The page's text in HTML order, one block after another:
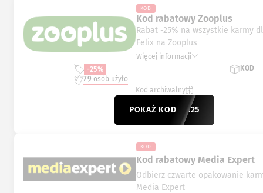
KOD
Kod rabatowy Zooplus
Rabat -25% na wszystkie karmy
Felix na Zooplus
Więcej informacji
-25%
79 osób użyło
KOD
Kod archiwalny
POKAŻ KODFELIX25
KOD
Kod rabatowy Media Expert
Odbierz czwarte opakowanie
Media Expert